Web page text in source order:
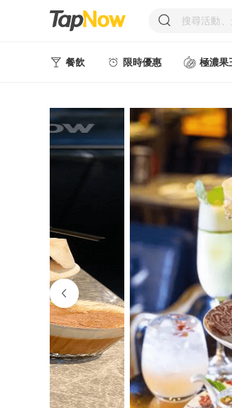
餐飲
中式美食
西式美食
中西式美食
限時優惠 極濃果